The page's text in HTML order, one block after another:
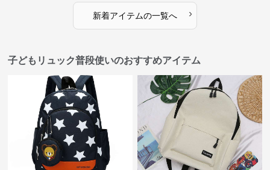
新着アイテムの一覧へ ›
子どもリュック普段使いのおすすめアイテム